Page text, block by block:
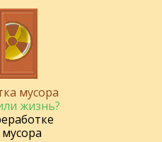
мусора
жизнь?